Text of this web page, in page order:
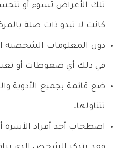
تلك الأعراض تسوء أو
كانت لا تبدو ذات صلة
دون المعلومات الشخصية
في ذلك أي ضغوطات أو
ضع قائمة بجميع الأدوية
تتناولها.
اصطحاب أحد أفراد الأسرة